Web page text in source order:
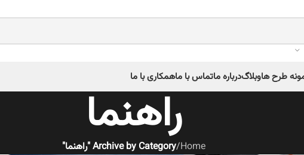
طرح هاوبلاگدرباره ماتماس با ماهمکاری با ما
راهنماHome
/Archive by Category "راهنما"